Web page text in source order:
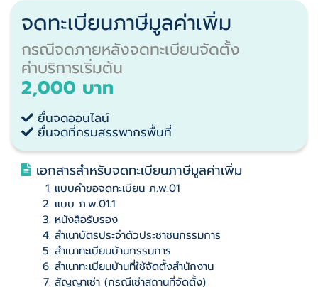
จดทะเบียนภาษีมูลค่าเพิ่ม
กรณีจดภายหลังจดทะเบียนจัดตั้ง
ค่าบริการเริ่มต้น
2,000 บาท
ยื่นจดออนไลน์
ยื่นจดที่กรมสรรพากรพื้นที่
เอกสารสำหรับจดทะเบียนภาษีมูลค่าเพิ่ม
แบบคำขอจดทะเบียน ภ.พ.01
แบบ ภ.พ.01.1
หนังสือรับรอง
สำเนาบัตรประจำตัวประชาชนกรรมการ
สำเนาทะเบียนบ้านกรรมการ
สำเนาทะเบียนบ้านที่ใช้จัดตั้งสำนักงาน
สัญญาเช่า (กรณีเช่าสถานที่จัดตั้ง)